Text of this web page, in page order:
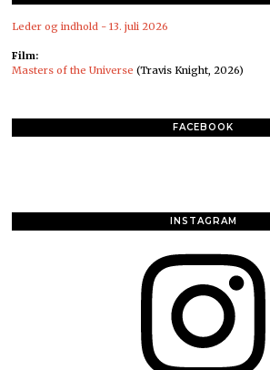
Leder og indhold - 13. juli 2026
Film:
Masters of the Universe (Travis Knight, 2026)
FACEBOOK
INSTAGRAM